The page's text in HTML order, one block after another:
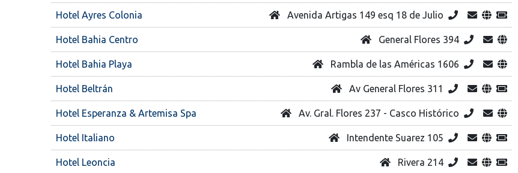
Hotel Ayres Colonia Avenida Artigas 149 esq 18 de Julio
Hotel Bahia Centro General Flores 394
Hotel Bahia Playa Rambla de las Américas 1606
Hotel Beltrán Av General Flores 311
Hotel Esperanza & Artemisa Spa Av. Gral. Flores 237 - Casco Histórico
Hotel Italiano Intendente Suarez 105
Hotel Leoncia Rivera 214